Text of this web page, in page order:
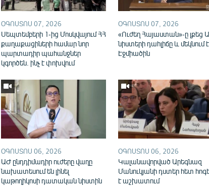
ՕԳՈՍՏՈՍ 07, 2026
Սեպտեմբերի 1-ից Մոսկվայում ՀՀ
քաղաքացիների համար նոր
պարտադիր պահանջներ
կգործեն. ինչ է փոխվում
ՕԳՈՍՏՈՍ 07, 2026
«Ուժեղ Հայաստան»-ը լքեց
նիստերի դահլիճը և մեկնում է
Էջմիածին
ՕԳՈՍՏՈՍ 06, 2026
ԱԺ ընդդիմադիր ուժերը վաղը
նախատեսում են լինել
կաթողիկոսի դատական նիստին
ՕԳՈՍՏՈՍ 06, 2026
Կալանավորված Արեգնազ
Մանուկյանի դստեր հետ
է աշխատում